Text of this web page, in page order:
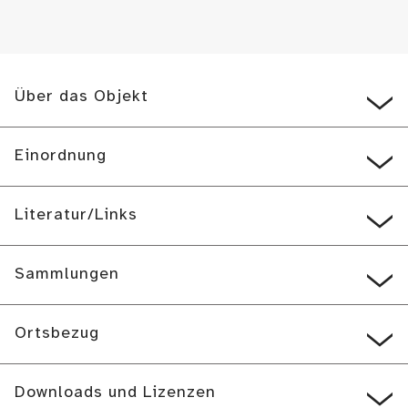
Über das Objekt
Einordnung
Literatur/Links
Sammlungen
Ortsbezug
Downloads und Lizenzen